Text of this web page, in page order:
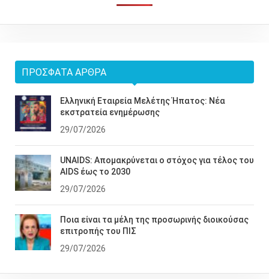
ΠΡΌΣΦΑΤΑ ΆΡΘΡΑ
Ελληνική Εταιρεία Μελέτης Ήπατος: Νέα
εκστρατεία ενημέρωσης
29/07/2026
UNAIDS: Απομακρύνεται ο στόχος για τέλος του
AIDS έως το 2030
29/07/2026
Ποια είναι τα μέλη της προσωρινής διοικούσας
επιτροπής του ΠΙΣ
29/07/2026